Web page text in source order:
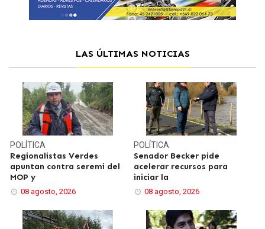
LAS ÚLTIMAS NOTICIAS
POLÍTICA
Regionalistas Verdes
apuntan contra seremi del
MOP y
08 agosto, 2026
POLÍTICA
Senador Becker pide
acelerar recursos para
iniciar la
08 agosto, 2026